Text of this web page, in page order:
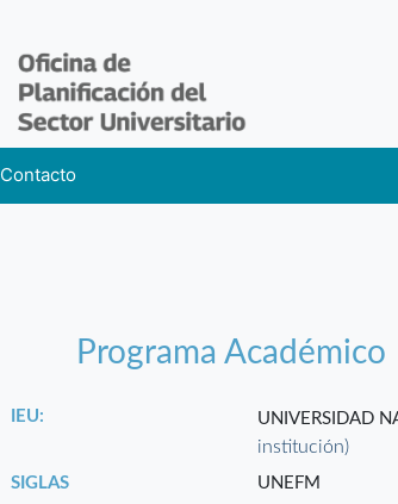
Contacto
Programa Académico
IEU: UNIVERSIDAD
institución)
SIGLAS
UNEFM